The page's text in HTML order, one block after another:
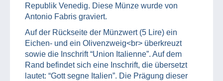
Republik Venedig. Diese Münze wurde von
Antonio Fabris graviert.
Auf der Rückseite der Münzwert (5 Lire) ein
Eichen- und ein Olivenzweig<br> überkreuzt
sowie die Inschrift “Union Italienne”. Auf dem
Rand befindet sich eine Inschrift, die übersetzt
lautet: “Gott segne Italien”. Die Prägung dieser